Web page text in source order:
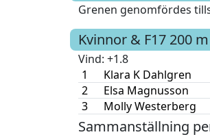
Grenen genomfördes
Kvinnor & F17 200 m
Vind: +1.8
1
Klara K Dahlgren
2
Elsa Magnusson
3
Molly Westerberg
Sammanställning